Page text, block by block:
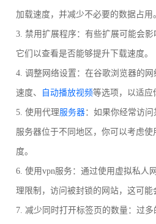
加载速度，并减少不必要的数据占用
3. 禁用扩展程序：有些扩展可能会
它们以查看是否能够提升下载速度。
4. 调整网络设置：在谷歌浏览器的
速度、 自动播放视频等选项，以适应
5. 使用代理服务器：如果你经常访
服务器位于不同地区，你可以考虑
度。
6. 使用vpn服务：通过使用虚拟私人
理限制，访问被封锁的网站，这可能
7. 减少同时打开标签页的数量：过